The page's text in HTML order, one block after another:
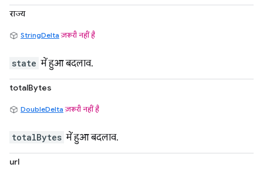
राज्य
StringDelta ज़रूरी नहीं है
state में हुआ बदलाव.
totalBytes
DoubleDelta ज़रूरी नहीं है
totalBytes में हुआ बदलाव.
url